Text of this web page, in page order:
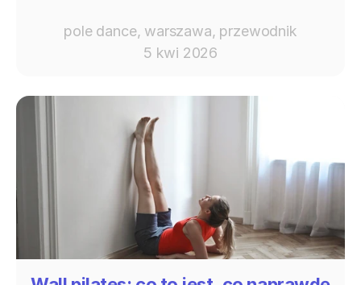
pole dance, warszawa, przewodnik
5 kwi 2026